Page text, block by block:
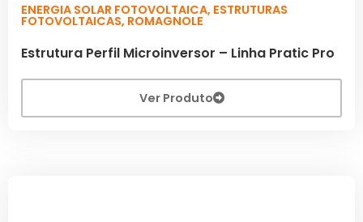
ENERGIA SOLAR FOTOVOLTAICA, ESTRUTURAS
FOTOVOLTAICAS, ROMAGNOLE
Estrutura Perfil Microinversor – Linha Pratic Pro
Ver Produto